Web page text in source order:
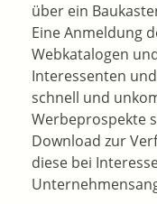
über ein
Eine Anmeldung
Webkatalogen
Interessenten
schnell und
Werbeprospekte
Download zur
diese bei